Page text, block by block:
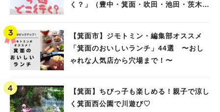
く？」（豊中・箕面・吹田・池田・茨木・
【箕面市】ジモトミン・編集部オススメ
「箕面のおいしいランチ」44選 〜おし
ゃれな人気店から穴場まで！〜
【箕面】ちびっ子も楽しめる！親子で涼し
く箕面西公園で川遊び♡